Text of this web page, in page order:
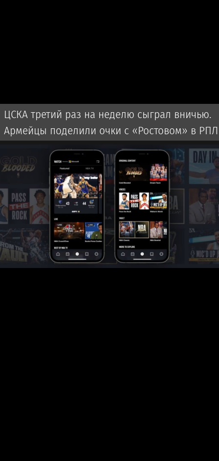
ЦСКА третий раз на неделю сыграл вничью.
Армейцы поделили очки с «Ростовом» в РПЛ